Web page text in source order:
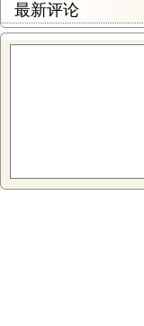
最新评论